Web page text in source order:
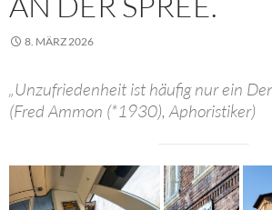
8. MÄRZ 2026
„Unzufriedenheit ist häufig nur ein
(Fred Ammon (*1930), Aphoristiker)